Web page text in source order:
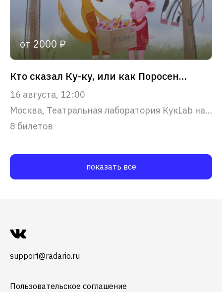
от 2000 ₽
Кто сказал Ку-ку, или как Поросенок болел Леопардозом
16 августа, 12:00
Москва, Театральная лаборатория КукLab на Смоленской
8 билетов
показать все
support@radario.ru
Пользовательское соглашение